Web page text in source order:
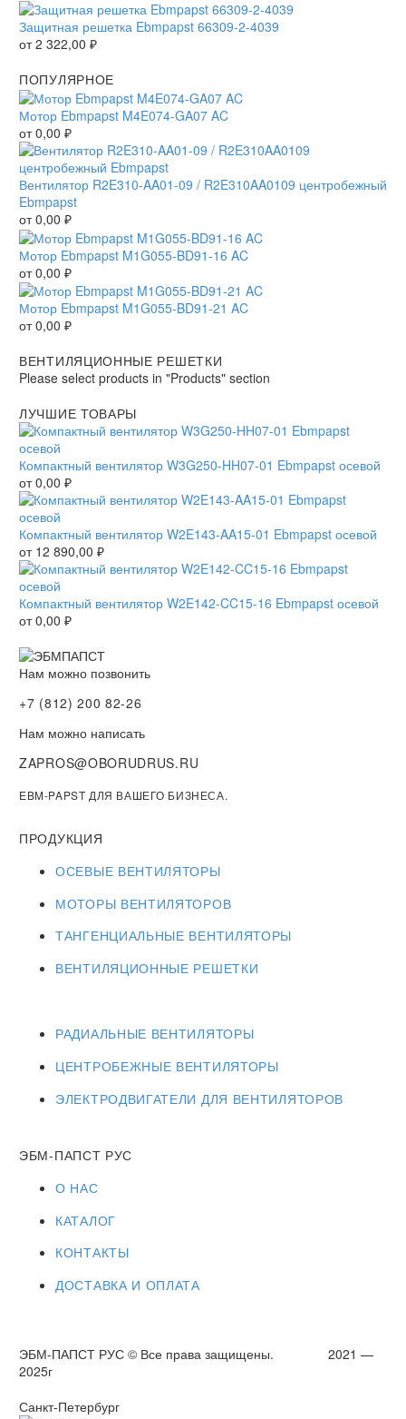
Защитная решетка Ebmpapst 66309-2-4039
от2 322,00 ₽
ПОПУЛЯРНОЕ
Мотор Ebmpapst M4E074-GA07 AC
от0,00 ₽
Вентилятор R2E310-AA01-09 / R2E310AA0109 центробежный
Ebmpapst
от0,00 ₽
Мотор Ebmpapst M1G055-BD91-16 AC
от0,00 ₽
Мотор Ebmpapst M1G055-BD91-21 AC
от0,00 ₽
ВЕНТИЛЯЦИОННЫЕ РЕШЕТКИ
Please select products in "Products" section
ЛУЧШИЕ ТОВАРЫ
Компактный вентилятор W3G250-HH07-01 Ebmpapst осевой
от0,00 ₽
Компактный вентилятор W2E143-AA15-01 Ebmpapst осевой
от 12 890,00 ₽
Компактный вентилятор W2E142-CC15-16 Ebmpapst осевой
от0,00 ₽
Нам можно позвонить
+7 (812) 200 82-26
Нам можно написать
ZAPROS@OBORUDRUS.RU
EBM-PAPST ДЛЯ ВАШЕГО БИЗНЕСА.
ПРОДУКЦИЯ
ОСЕВЫЕ ВЕНТИЛЯТОРЫ
МОТОРЫ ВЕНТИЛЯТОРОВ
ТАНГЕНЦИАЛЬНЫЕ ВЕНТИЛЯТОРЫ
ВЕНТИЛЯЦИОННЫЕ РЕШЕТКИ
РАДИАЛЬНЫЕ ВЕНТИЛЯТОРЫ
ЦЕНТРОБЕЖНЫЕ ВЕНТИЛЯТОРЫ
ЭЛЕКТРОДВИГАТЕЛИ ДЛЯ ВЕНТИЛЯТОРОВ
ЭБМ-ПАПСТ РУС
О НАС
КАТАЛОГ
КОНТАКТЫ
ДОСТАВКА И ОПЛАТА
ЭБМ-ПАПСТ РУС © Все права защищены. 2021 —
2025г
Санкт-Петербург